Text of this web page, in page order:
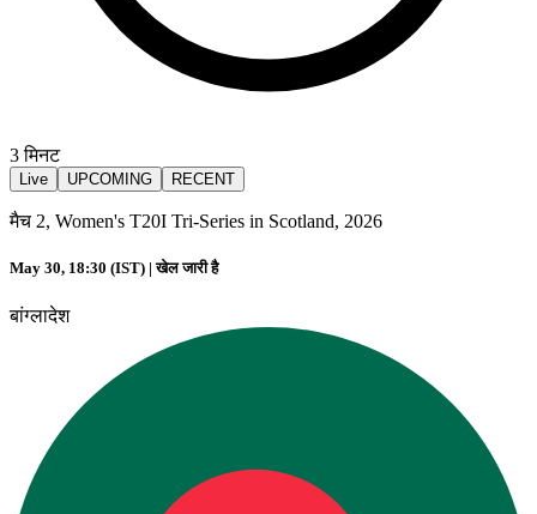
3मिनट
Live UPCOMING RECENT
मैच 2, Women's T20I Tri-Series in Scotland, 2026
May 30, 18:30 (IST) |खेल जारी है
बांग्लादेश